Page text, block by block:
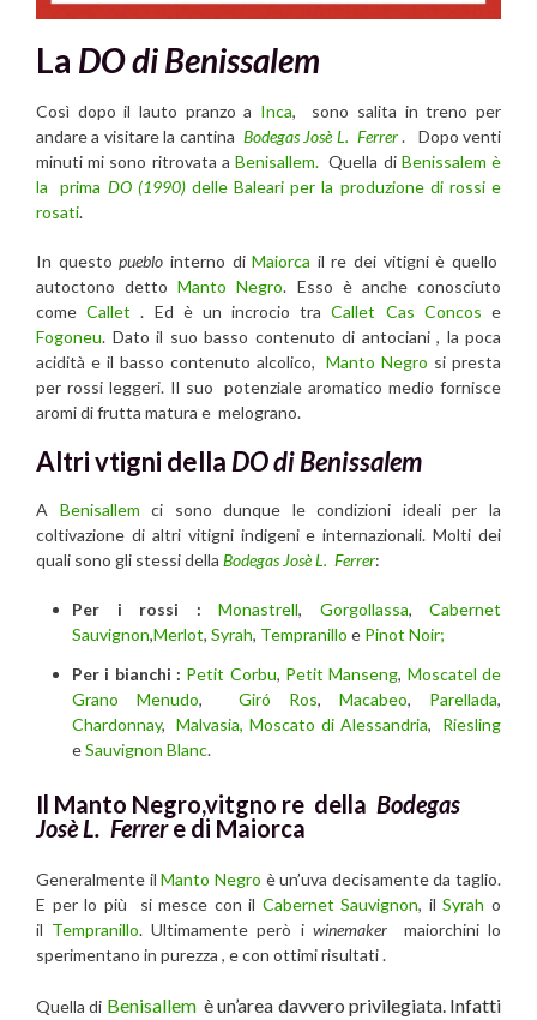
La DO di Benissalem
Così dopo il lauto pranzo a Inca, sono salita in treno per
andare a visitare la cantina Bodegas Josè L. Ferrer. Dopo venti
minuti mi sono ritrovata a Benisallem. Quella di Benissalem è
la
prima DO (1990) delle Baleari per la produzione di rossi e
rosati.
In questopueblo interno diMaiorca il re dei vitigni è quello
autoctono dettoManto Negro. Esso è anche conosciuto
comeCallet . Ed è un incrocio traCallet Cas Concos e
Fogoneu. Dato il suo basso contenuto di antociani , la poca
acidità e il basso contenuto alcolico,Manto Negro si presta
per rossi leggeri. Il suo potenziale aromatico medio fornisce
aromi di frutta matura e melograno.
Altri vtigni della DO di Benissalem
A Benisallem ci sono dunque le condizioni ideali per la
coltivazione di altri vitigni indigeni e internazionali. Molti dei
quali sono gli stessi della Bodegas Josè L. Ferrer:
Per i rossi : Monastrell, Gorgollassa, Cabernet
Sauvignon,Merlot, Syrah, Tempranillo e Pinot Noir;
Per i bianchi : Petit Corbu, Petit Manseng, Moscatel de
Grano Menudo, Giró Ros, Macabeo, Parellada,
Chardonnay,Malvasia, Moscato di Alessandria, Riesling
eSauvignon Blanc.
Il Manto Negro,vitgno re della Bodegas
Josè L. Ferrere di Maiorca
Generalmente ilManto Negro è un’uva decisamente da taglio.
E per lo più si mesce con il Cabernet Sauvignon, ilSyrah o
il Tempranillo. Ultimamente però i winemakermaiorchini lo
sperimentano in purezza , e con ottimi risultati .
Quella di Benisallemè un’area davvero privilegiata. Infatti